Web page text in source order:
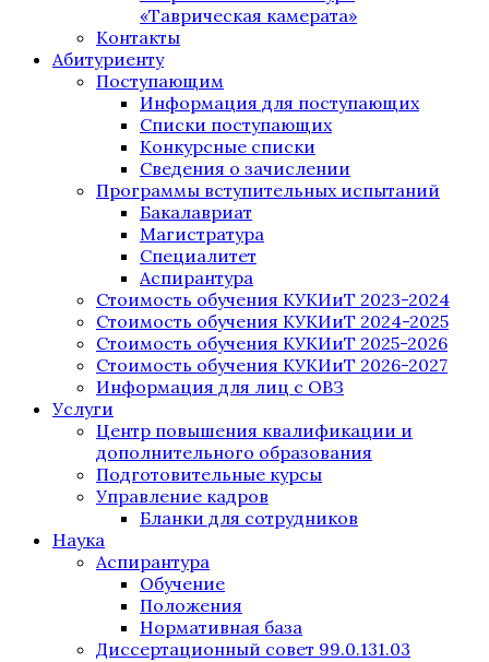
«Таврическая камерата»
Контакты
Абитуриенту
Поступающим
Информация для поступающих
Списки поступающих
Конкурсные списки
Сведения о зачислении
Программы вступительных испытаний
Бакалавриат
Магистратура
Специалитет
Аспирантура
Стоимость обучения КУКИиТ 2023-2024
Стоимость обучения КУКИиТ 2024-2025
Стоимость обучения КУКИиТ 2025-2026
Стоимость обучения КУКИиТ 2026-2027
Информация для лиц с ОВЗ
Услуги
Центр повышения квалификации и
дополнительного образования
Подготовительные курсы
Управление кадров
Бланки для сотрудников
Наука
Аспирантура
Обучение
Положения
Нормативная база
Диссертационный совет 99.0.131.03